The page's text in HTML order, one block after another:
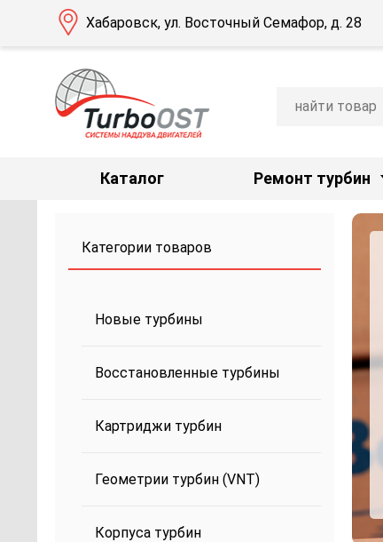
Каталог Ремонт турбин
Хабаровск, ул. Восточный Семафор, д. 28
Категории товаров
Новые турбины
Восстановленные турбины
Картриджи турбин
Геометрии турбин (VNT)
Корпуса турбин